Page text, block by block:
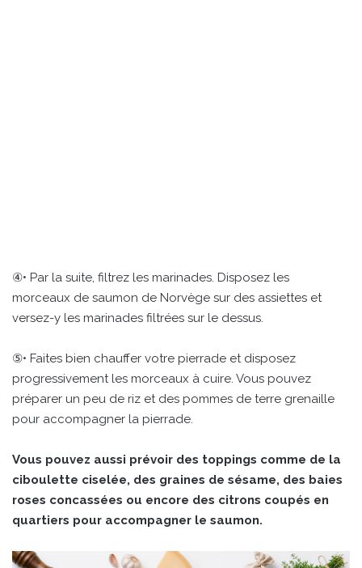
④• Par la suite, filtrez les marinades. Disposez les
morceaux de saumon de Norvège sur des assiettes et
versez-y les marinades filtrées sur le dessus.
⑤• Faites bien chauffer votre pierrade et disposez
progressivement les morceaux à cuire. Vous pouvez
préparer un peu de riz et des pommes de terre grenaille
pour accompagner la pierrade.
Vous pouvez aussi prévoir des toppings comme de la
ciboulette ciselée, des graines de sésame, des baies
roses concassées ou encore des citrons coupés en
quartiers pour accompagner le saumon.